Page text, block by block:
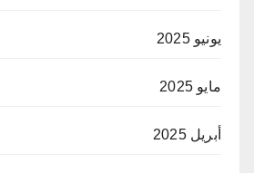
يونيو 2025
مايو 2025
أبريل 2025